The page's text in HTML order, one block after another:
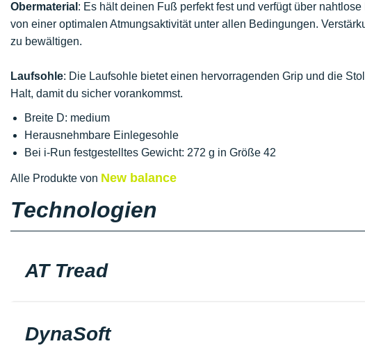
Obermaterial : Es hält deinen Fuß perfekt fest und verfügt über
von einer optimalen Atmungsaktivität unter allen Bedingungen.
zu bewältigen.
Laufsohle: Die Laufsohle bietet einen hervorragenden Grip und die
Halt, damit du sicher vorankommst.
Breite D: medium
Herausnehmbare Einlegesohle
Bei i-Run festgestelltes Gewicht: 272 g in Größe 42
Alle Produkte von New balance
Technologien
AT Tread
DynaSoft